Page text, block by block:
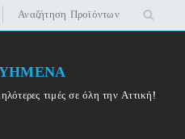
τιμές σε όλη την Αττική!